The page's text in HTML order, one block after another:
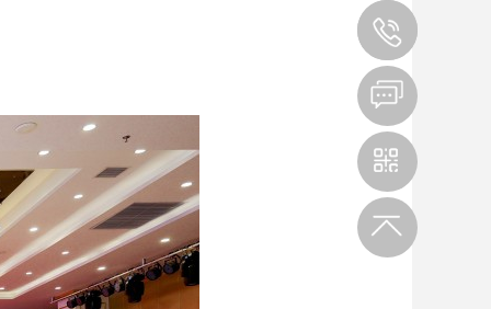
观看手机站